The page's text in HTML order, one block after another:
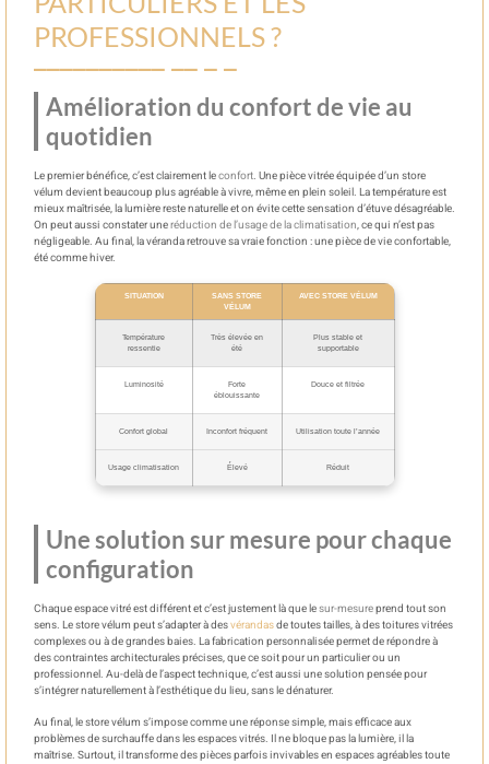
PROFESSIONNELS ?
Amélioration du confort de vie au
quotidien
Le premier bénéfice, c’est clairement leconfort. Une pièce vitrée équipée d’un store
vélum devient beaucoup plus agréable à vivre, même en plein soleil. La température est
mieux maîtrisée, la lumière reste naturelle et on évite cette sensation d’étuve désagréable.
On peut aussi constater uneréduction de l’usage de la climatisation, ce qui n’est pas
négligeable. Au final, la véranda retrouve sa vraie fonction : une pièce de vie confortable,
été comme hiver.
SITUATION
SANS STORE
VÉLUM
AVEC STORE VÉLUM
Température
ressentie
Très élevée en
été
Plus stable et
supportable
Luminosité
Forte
éblouissante
Douce et filtrée
Confort global Inconfort fréquent Utilisation toute l’année
Usage climatisation Élevé Réduit
Une solution sur mesure pour chaque
configuration
Chaque espace vitré est différent et c’est justement là que lesur-mesureprend tout son
sens. Le store vélum peut s’adapter à desvérandasde toutes tailles, à des toitures vitrées
complexes ou à de grandes baies. La fabrication personnalisée permet de répondre à
des contraintes architecturales précises, que ce soit pour un particulier ou un
professionnel. Au-delà de l’aspect technique, c’est aussi une solution pensée pour
s’intégrer naturellement à l’esthétique du lieu, sans le dénaturer.
Au final, le store vélum s’impose comme une réponse simple, mais efficace aux
problèmes de surchauffe dans les espaces vitrés. Il ne bloque pas la lumière, il la
maîtrise. Surtout, il transforme des pièces parfois invivables en espaces agréables toute